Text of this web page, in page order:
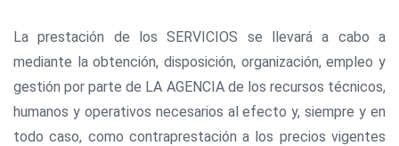
La prestación de los SERVICIOS se llevará a cabo a
mediante la obtención, disposición, organización, empleo y
gestión por parte de LA AGENCIA de los recursos técnicos,
humanos y operativos necesarios al efecto y, siempre y en
todo caso, como contraprestación a los precios vigentes